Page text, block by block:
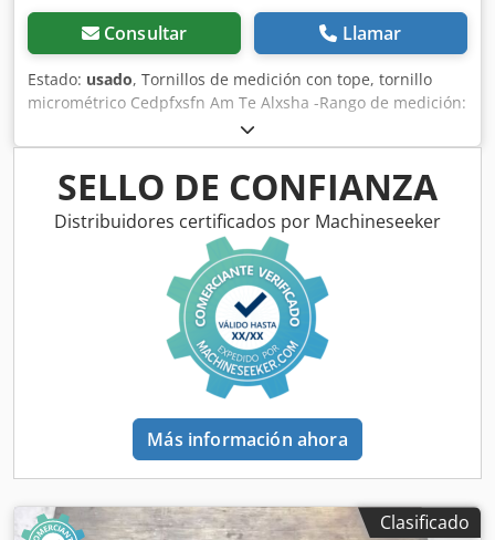
Consultar Llamar
Estado: usado, Tornillos de medición con tope, tornillo
micrométrico Cedpfxsfn Am Te Alxsha -Rango de medición:
75 - 100 mm -Estado: se entrega en las condiciones en las
que se encuentra, tal como se ha inspeccionado -
Accesorios: faltan, ver foto -Otras medidas: disponibles -
Dimensiones de la caja: 265/145/A30 mm -Peso total: 0,7 kg
SELLO DE CONFIANZA
Distribuidores certificados por Machineseeker
Más información ahora
Clasificado